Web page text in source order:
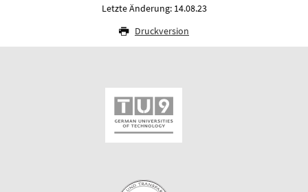
Letzte Änderung: 14.08.23
Druckversion